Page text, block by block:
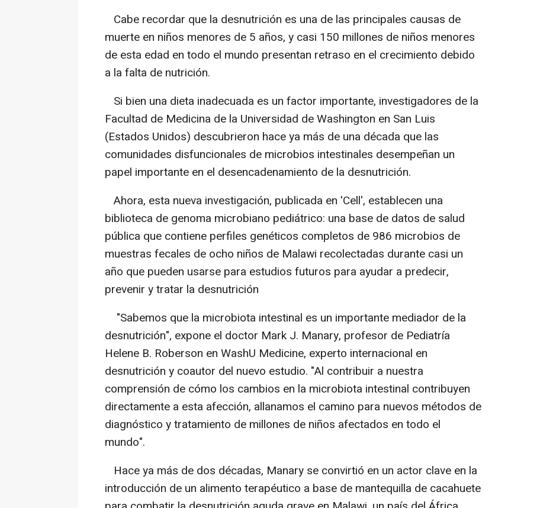
Cabe recordar que la desnutrición es una de las principales causas de
muerte en niños menores de 5 años, y casi 150 millones de niños menores
de esta edad en todo el mundo presentan retraso en el crecimiento debido
a la falta de nutrición.
Si bien una dieta inadecuada es un factor importante, investigadores de la
Facultad de Medicina de la Universidad de Washington en San Luis
(Estados Unidos) descubrieron hace ya más de una década que las
comunidades disfuncionales de microbios intestinales desempeñan un
papel importante en el desencadenamiento de la desnutrición.
Ahora, esta nueva investigación, publicada en 'Cell', establecen una
biblioteca de genoma microbiano pediátrico: una base de datos de salud
pública que contiene perfiles genéticos completos de 986 microbios de
muestras fecales de ocho niños de Malawi recolectadas durante casi un
año que pueden usarse para estudios futuros para ayudar a predecir,
prevenir y tratar la desnutrición
"Sabemos que la microbiota intestinal es un importante mediador de la
desnutrición", expone el doctor Mark J. Manary, profesor de Pediatría
Helene B. Roberson en WashU Medicine, experto internacional en
desnutrición y coautor del nuevo estudio. "Al contribuir a nuestra
comprensión de cómo los cambios en la microbiota intestinal contribuyen
directamente a esta afección, allanamos el camino para nuevos métodos de
diagnóstico y tratamiento de millones de niños afectados en todo el
mundo".
Hace ya más de dos décadas, Manary se convirtió en un actor clave en la
introducción de un alimento terapéutico a base de mantequilla de cacahuete